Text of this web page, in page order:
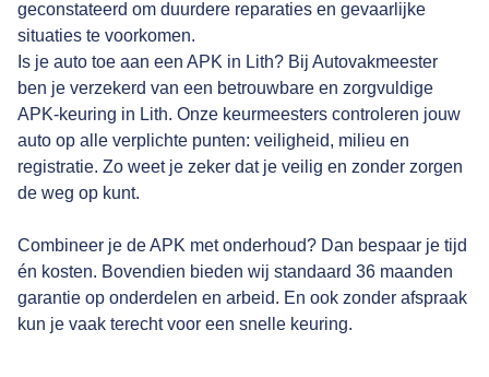
geconstateerd om duurdere reparaties en gevaarlijke
situaties te voorkomen.
Is je auto toe aan een APK in Lith? Bij Autovakmeester
ben je verzekerd van een betrouwbare en zorgvuldige
APK-keuring in Lith. Onze keurmeesters controleren jouw
auto op alle verplichte punten: veiligheid, milieu en
registratie. Zo weet je zeker dat je veilig en zonder zorgen
de weg op kunt.
Combineer je de APK met onderhoud? Dan bespaar je tijd
én kosten. Bovendien bieden wij standaard 36 maanden
garantie op onderdelen en arbeid. En ook zonder afspraak
kun je vaak terecht voor een snelle keuring.